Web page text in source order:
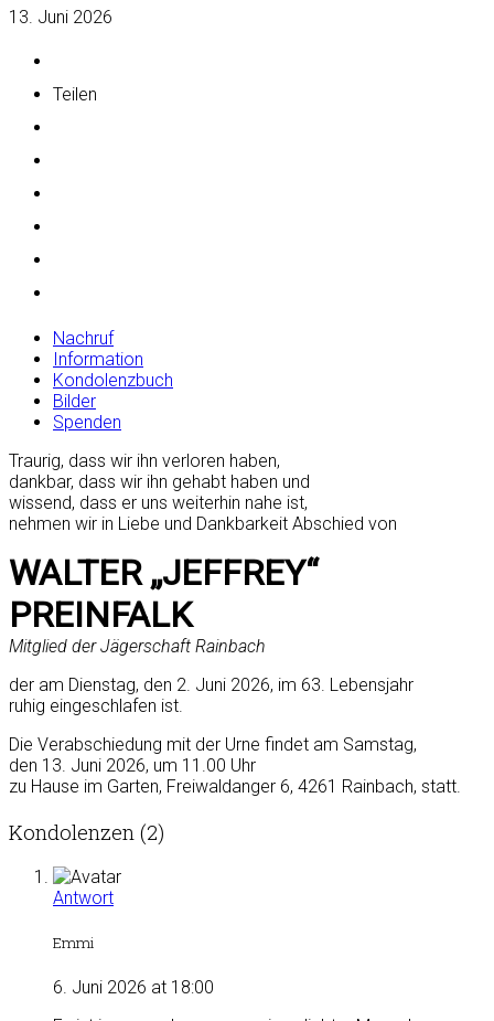
13. Juni 2026
Teilen
Nachruf
Information
Kondolenzbuch
Bilder
Spenden
Traurig, dass wir ihn verloren haben,
dankbar, dass wir ihn gehabt haben und
wissend, dass er uns weiterhin nahe ist,
nehmen wir in Liebe und Dankbarkeit Abschied von
WALTER „JEFFREY“
PREINFALK
Mitglied der Jägerschaft Rainbach
der am Dienstag, den 2. Juni 2026, im 63. Lebensjahr
ruhig eingeschlafen ist.
Die Verabschiedung mit der Urne findet am Samstag,
den 13. Juni 2026, um 11.00 Uhr
zu Hause im Garten, Freiwaldanger 6, 4261 Rainbach, statt.
Kondolenzen (2)
Antwort
Emmi
6. Juni 2026 at 18:00